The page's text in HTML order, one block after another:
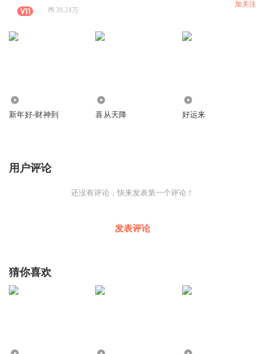
[01:26.25]他不迎合别人，他做着自己
[01:34.19]
[01:45.75]重复你好你好
[01:57.65]我注视他呆笑的样子
[02:06.02]阿桑木阿桑木阿桑木阿桑木
[02:35.54]杂货店的对面，干裂的小路
[02:43.32]他抬起头来，靠着窗台
[02:46.73]招呼熟悉的朋友
39.24万
加关注
新年好-财神到 喜从天降 好运来
用户评论
还没有评论，快来发表第一个评论！
发表评论
猜你喜欢